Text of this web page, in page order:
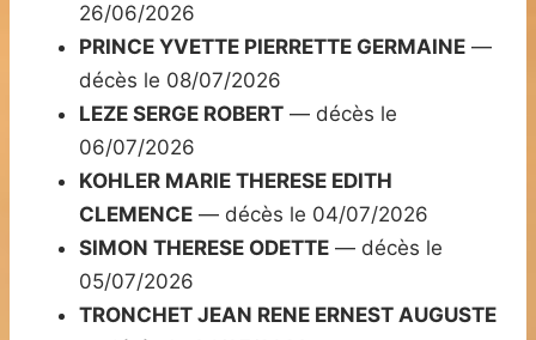
26/06/2026
PRINCE YVETTE PIERRETTE GERMAINE —
décès le 08/07/2026
LEZE SERGE ROBERT — décès le
06/07/2026
KOHLER MARIE THERESE EDITH
CLEMENCE — décès le 04/07/2026
SIMON THERESE ODETTE — décès le
05/07/2026
TRONCHET JEAN RENE ERNEST AUGUSTE